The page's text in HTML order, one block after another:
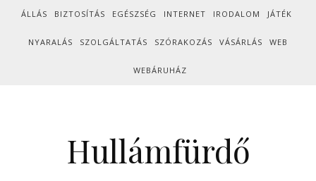
Skip to content
ÁLLÁS BIZTOSÍTÁS EGÉSZSÉG INTERNET IRODALOM JÁTÉK
NYARALÁS SZOLGÁLTATÁS SZÓRAKOZÁS VÁSÁRLÁS WEB
WEBÁRUHÁZ
Hullámfürdő